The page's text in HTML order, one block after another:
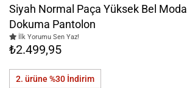
Siyah Normal Paça Yüksek Bel Modal
Dokuma Pantolon
İlk Yorumu Sen Yaz!
₺2.499,95
2. ürüne %30 İndirim